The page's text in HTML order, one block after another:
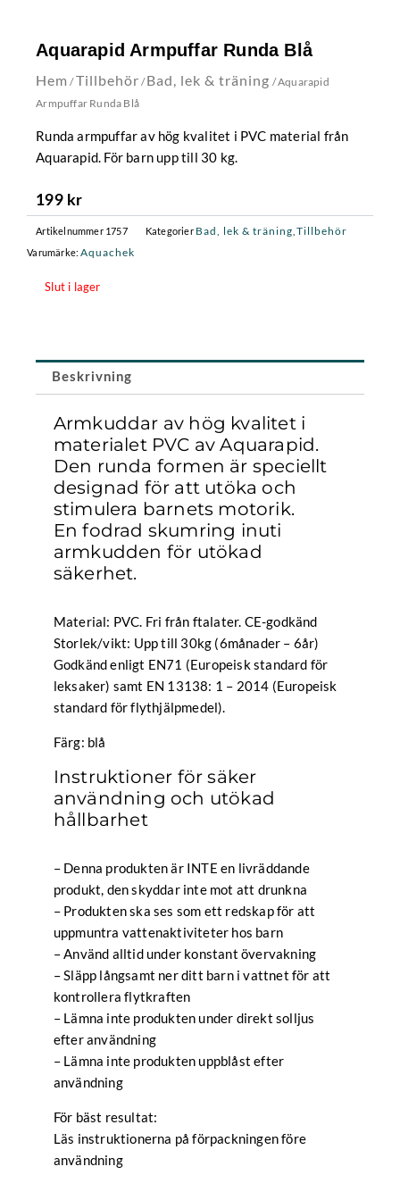
Aquarapid Armpuffar Runda Blå
Hem /Tillbehör /Bad, lek & träning / Aquarapid
Armpuffar Runda Blå
Runda armpuffar av hög kvalitet i PVC material från
Aquarapid. För barn upp till 30 kg.
199 kr
Artikelnummer 1757 Kategorier Bad, lek & träning ,Tillbehör
Varumärke:Aquachek
Slut i lager
Beskrivning
Armkuddar av hög kvalitet i
materialet PVC av Aquarapid.
Den runda formen är speciellt
designad för att utöka och
stimulera barnets motorik.
En fodrad skumring inuti
armkudden för utökad
säkerhet.
Material: PVC. Fri från ftalater. CE-godkänd
Storlek/vikt: Upp till 30kg (6månader – 6år)
Godkänd enligt EN71 (Europeisk standard för
leksaker) samt EN 13138: 1 – 2014 (Europeisk
standard för flythjälpmedel).
Färg: blå
Instruktioner för säker
användning och utökad
hållbarhet
– Denna produkten är INTE en livräddande
produkt, den skyddar inte mot att drunkna
– Produkten ska ses som ett redskap för att
uppmuntra vattenaktiviteter hos barn
– Använd alltid under konstant övervakning
– Släpp långsamt ner ditt barn i vattnet för att
kontrollera flytkraften
– Lämna inte produkten under direkt solljus
efter användning
– Lämna inte produkten uppblåst efter
användning
För bäst resultat:
Läs instruktionerna på förpackningen före
användning